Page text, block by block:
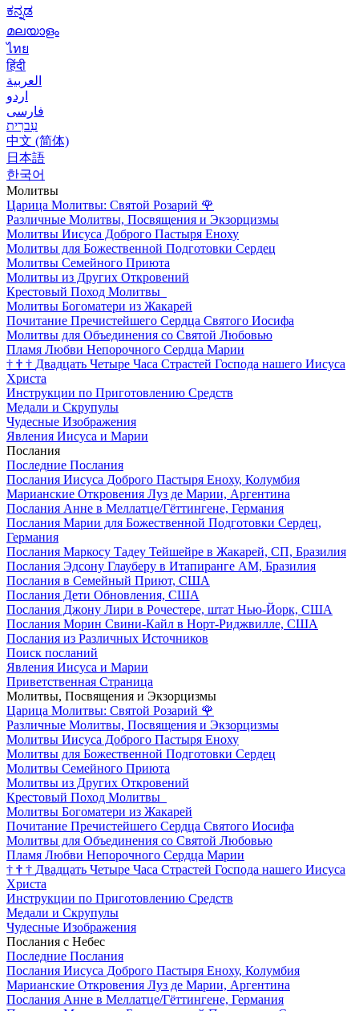
ಕನ್ನಡ
മലയാളം
ไทย
हिंदी
العربية
اردو
فارسی
עִברִית
中文 (简体)
日本語
한국어
Молитвы
Царица Молитвы: Святой Розарий 🌹
Различные Молитвы, Посвящения и Экзорцизмы
Молитвы Иисуса Доброго Пастыря Еноху
Молитвы для Божественной Подготовки Сердец
Молитвы Семейного Приюта
Молитвы из Других Откровений
Крестовый Поход Молитвы
Молитвы Богоматери из Жакарей
Почитание Пречистейшего Сердца Святого Иосифа
Молитвы для Объединения со Святой Любовью
Пламя Любви Непорочного Сердца Марии
† † † Двадцать Четыре Часа Страстей Господа нашего Иисуса
Христа
Инструкции по Приготовлению Средств
Медали и Скрупулы
Чудесные Изображения
Явления Иисуса и Марии
Послания
Последние Послания
Послания Иисуса Доброго Пастыря Еноху, Колумбия
Марианские Откровения Луз де Марии, Аргентина
Послания Анне в Меллатце/Гёттингене, Германия
Послания Марии для Божественной Подготовки Сердец,
Германия
Послания Маркосу Тадеу Тейшейре в Жакарей, СП, Бразилия
Послания Эдсону Глауберу в Итапиранге AM, Бразилия
Послания в Семейный Приют, США
Послания Дети Обновления, США
Послания Джону Лири в Рочестере, штат Нью-Йорк, США
Послания Морин Свини-Кайл в Норт-Риджвилле, США
Послания из Различных Источников
Поиск посланий
Явления Иисуса и Марии
Приветственная Страница
Молитвы, Посвящения и Экзорцизмы
Царица Молитвы: Святой Розарий 🌹
Различные Молитвы, Посвящения и Экзорцизмы
Молитвы Иисуса Доброго Пастыря Еноху
Молитвы для Божественной Подготовки Сердец
Молитвы Семейного Приюта
Молитвы из Других Откровений
Крестовый Поход Молитвы
Молитвы Богоматери из Жакарей
Почитание Пречистейшего Сердца Святого Иосифа
Молитвы для Объединения со Святой Любовью
Пламя Любви Непорочного Сердца Марии
† † † Двадцать Четыре Часа Страстей Господа нашего Иисуса
Христа
Инструкции по Приготовлению Средств
Медали и Скрупулы
Чудесные Изображения
Послания с Небес
Последние Послания
Послания Иисуса Доброго Пастыря Еноху, Колумбия
Марианские Откровения Луз де Марии, Аргентина
Послания Анне в Меллатце/Гёттингене, Германия